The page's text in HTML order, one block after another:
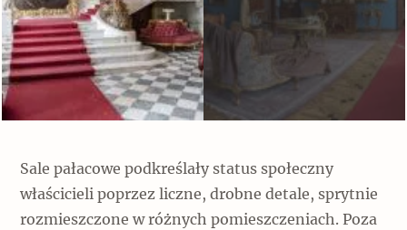
Sale pałacowe podkreślały status społeczny
właścicieli poprzez liczne, drobne detale, sprytnie
rozmieszczone w różnych pomieszczeniach. Poza